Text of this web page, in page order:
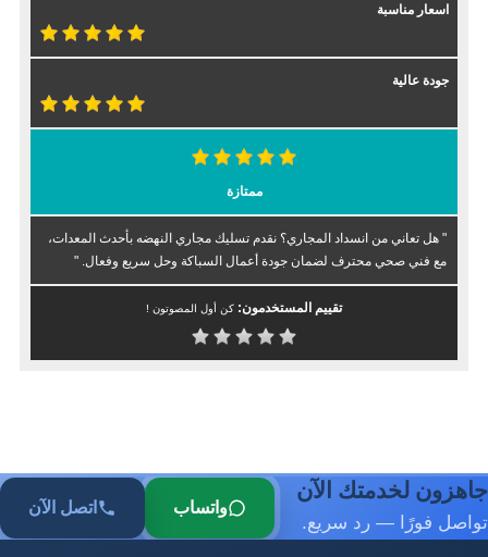
اسعار مناسبة
جودة عالية
ممتازة
" هل تعاني من انسداد المجاري؟ نقدم تسليك مجاري النهضه بأحدث المعدات،
مع فني صحي محترف لضمان جودة أعمال السباكة وحل سريع وفعال. "
تقييم المستخدمون: كن أول المصوتون !
جاهزون لخدمتك الآن
تواصل فورًا — رد سريع.
واتساب اتصل الآن